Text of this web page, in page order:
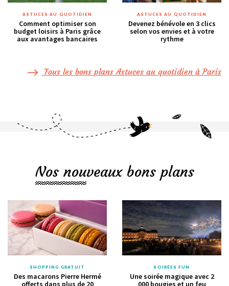
ASTUCES AU QUOTIDIEN
Comment optimiser son
budget loisirs à Paris grâce
aux avantages bancaires
ASTUCES AU QUOTIDIEN
Devenez bénévole en 3 clics
selon vos envies et à votre
rythme
Tous les bons plans Astuces au quotidien à Paris
Nos nouveaux bons plans
SHOPPING GRATUIT
Des macarons Pierre Hermé
offerts dans plus de 20
SOIRÉES FUN
Une soirée magique avec 2
000 bougies et un feu